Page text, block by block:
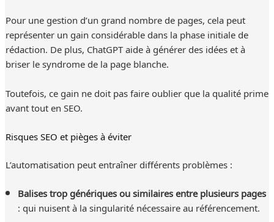
Pour une gestion d’un grand nombre de pages, cela peut
représenter un gain considérable dans la phase initiale de
rédaction. De plus, ChatGPT aide à générer des idées et à
briser le syndrome de la page blanche.
Toutefois, ce gain ne doit pas faire oublier que la qualité prime
avant tout en SEO.
Risques SEO et pièges à éviter
L’automatisation peut entraîner différents problèmes :
Balises trop génériques ou similaires entre plusieurs pages
: qui nuisent à la singularité nécessaire au référencement.